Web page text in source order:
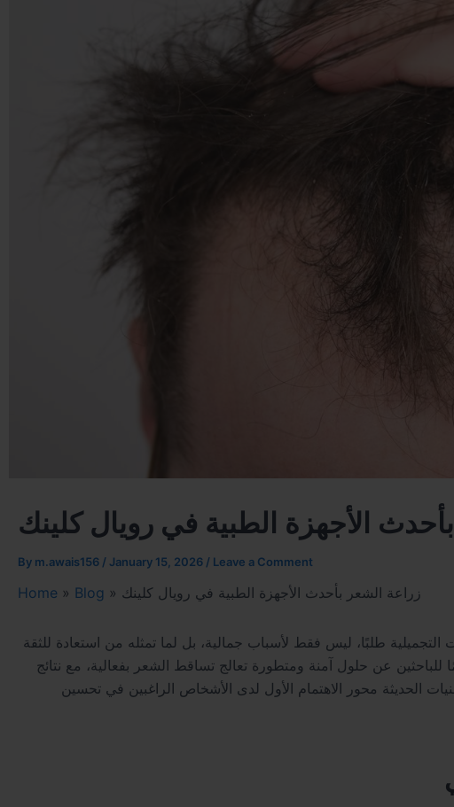
الأجهزة الطبية في رويال كلينك
By m.awais156 / January 15, 2026 / Leave a Comment
Home » Blog » زراعة الشعر بأحدث الأجهزة الطبية في رويال كلينك
طلبًا، ليس فقط لأسباب جمالية، بل لما تمثله من استعادة للثقة
للباحثين عن حلول آمنة ومتطورة تعالج تساقط الشعر بفعالية، مع نتائج
الحديثة محور الاهتمام الأول لدى الأشخاص الراغبين في تحسين